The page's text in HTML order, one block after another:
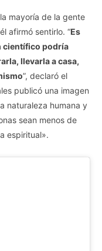
mayoría de la gente
afirmó sentirlo. “Es
científico podría
llevarla a casa,
”, declaró el
publicó una imagen
naturaleza humana y
sean menos de
espiritual».